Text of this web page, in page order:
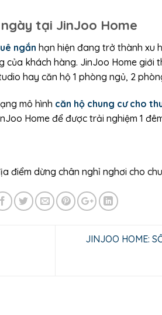
tại JinJoo Home
ngắn hạn hiện đang trở thành xu
khách hàng. JinJoo Home giới
hay căn hộ 1 phòng ngủ, 2
mô hình căn hộ chung cư cho
Home để được trải nghiệm 1
điểm dừng chân nghỉ nghơi cho
JINJOO HOME: